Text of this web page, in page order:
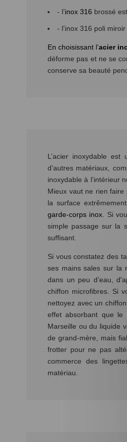
- l’inox 316 brossé
- l’inox 316 poli
En choisissant l’acier
déforme pas et ne se
conserve sa beauté
L’acier inoxydable
d’autres matériaux,
inoxydable à l’intérieur
Mieux vaut ne rien
la surface
garde-corps inox . Si
simple passage sur la
suffisant.
Si vous constatez des
ses mains sales sur la
dans un peu d’eau,
chiffon microfibres. Si
nettoyez avec un
effet absorbant que le
Marseille ou du liquide
de grand-mère, mais
frotter pour ne pas
commerce des
matériau.